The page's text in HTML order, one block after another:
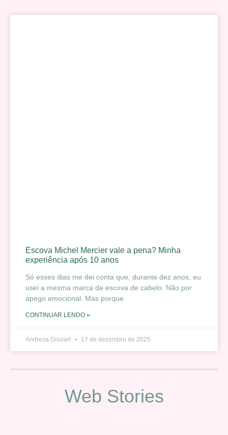
Escova Michel Mercier vale a pena? Minha
experiência após 10 anos
Só esses dias me dei conta que, durante dez anos, eu
usei a mesma marca de escova de cabelo. Não por
apego emocional. Mas porque
CONTINUAR LENDO »
Andreza Goulart 17 de dezembro de 2025
Web Stories